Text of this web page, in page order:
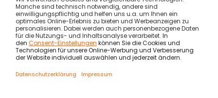
Kunden Hensoldt
Impressum AGB AVV Sicherheit
Rechtliche Hinweise
© ATOSS Software SE